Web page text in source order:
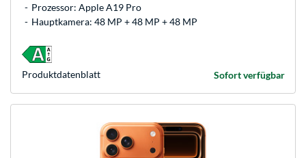
Prozessor: Apple A19 Pro
Hauptkamera: 48 MP + 48 MP + 48 MP
Sofort verfügbar
Produkt­datenblatt